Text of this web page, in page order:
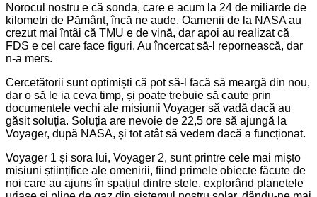
Norocul nostru e că sonda, care e acum la 24 de miliarde de
kilometri de Pământ, încă ne aude. Oamenii de la NASA au
crezut mai întâi că TMU e de vină, dar apoi au realizat că
FDS e cel care face figuri. Au încercat să-l repornească, dar
n-a mers.
Cercetătorii sunt optimiști că pot să-l facă să meargă din nou,
dar o să le ia ceva timp, și poate trebuie să caute prin
documentele vechi ale misiunii Voyager să vadă dacă au
găsit soluția. Soluția are nevoie de 22,5 ore să ajungă la
Voyager, după NASA, și tot atât să vedem dacă a funcționat.
Voyager 1 și sora lui, Voyager 2, sunt printre cele mai mișto
misiuni științifice ale omenirii, fiind primele obiecte făcute de
noi care au ajuns în spațiul dintre stele, explorând planetele